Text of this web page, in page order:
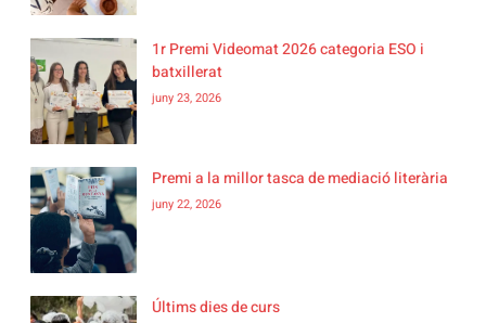
1r Premi Videomat 2026 categoria ESO i
batxillerat
juny 23, 2026
Premi a la millor tasca de mediació literària
juny 22, 2026
Últims dies de curs